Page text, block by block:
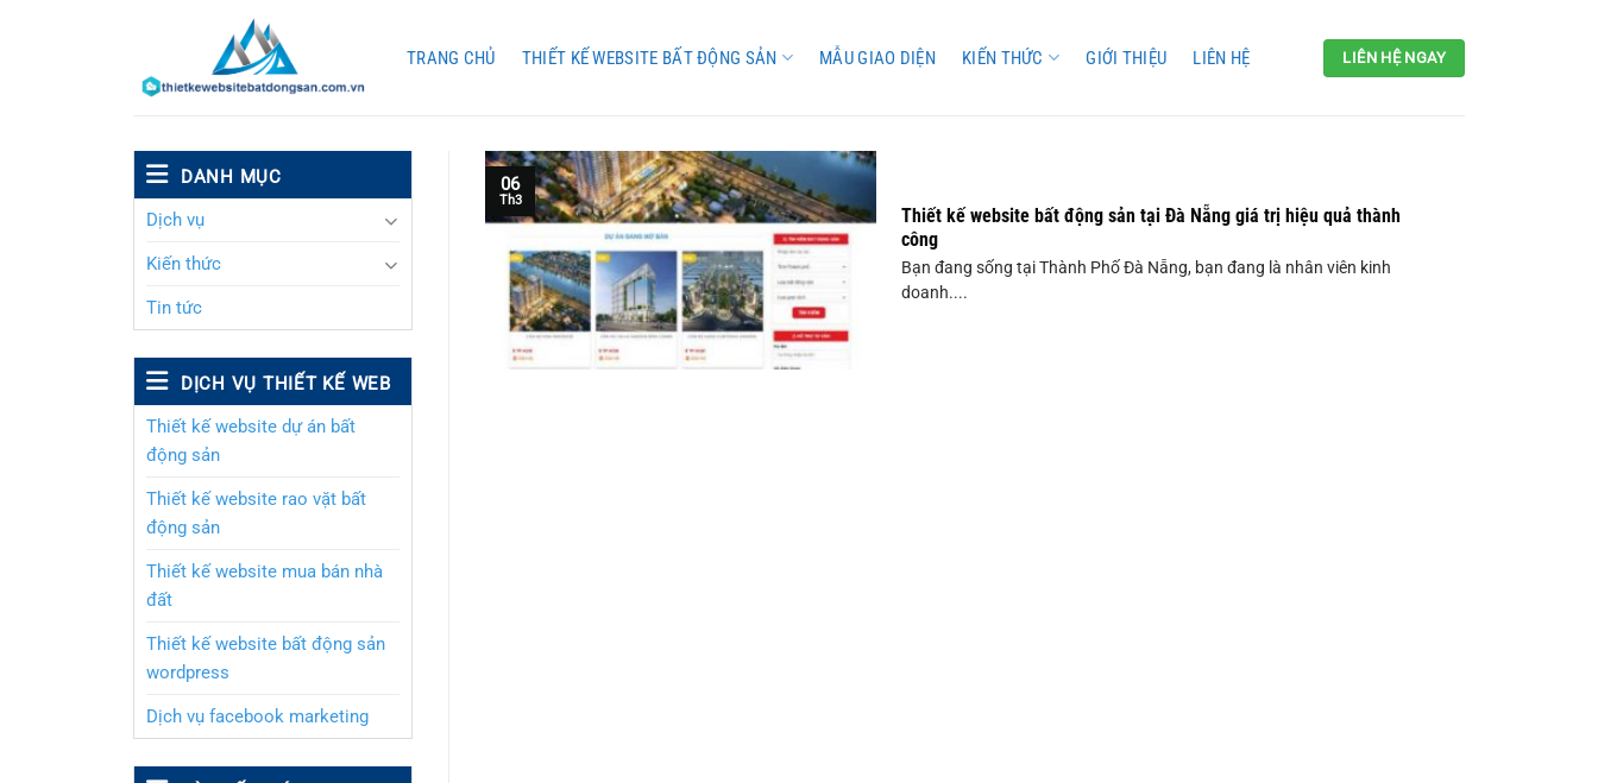
TRANG CHỦ THIẾT KẾ WEBSITE BẤT ĐỘNG SẢN MẪU GIAO DIỆN KIẾN THỨC GIỚI THIỆU LIÊN HỆ LIÊN HỆ NGAY
DANH MỤC
Dịch vụ
Kiến thức
Tin tức
DỊCH VỤ THIẾT KẾ WEB
Thiết kế website dự án bất
động sản
Thiết kế website rao vặt bất
động sản
Thiết kế website mua bán nhà
đất
Thiết kế website bất động sản
wordpress
Dịch vụ facebook marketing
Thiết kế website bất động sản tại Đà Nẵng giá trị hiệu quả thành
công
Bạn đang sống tại Thành Phố Đà Nẵng, bạn đang là nhân viên kinh
doanh....
06
Th3